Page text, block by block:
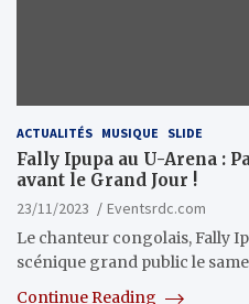
ACTUALITÉS MUSIQUE SLIDE
Fally Ipupa au U-Arena :
avant le Grand Jour !
23/11/2023
Eventsrdc.com
Le chanteur congolais, Fally
scénique grand public le
Continue Reading